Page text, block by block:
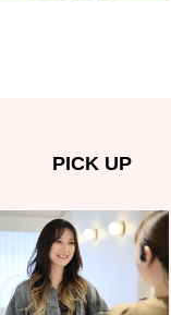
PICK UP